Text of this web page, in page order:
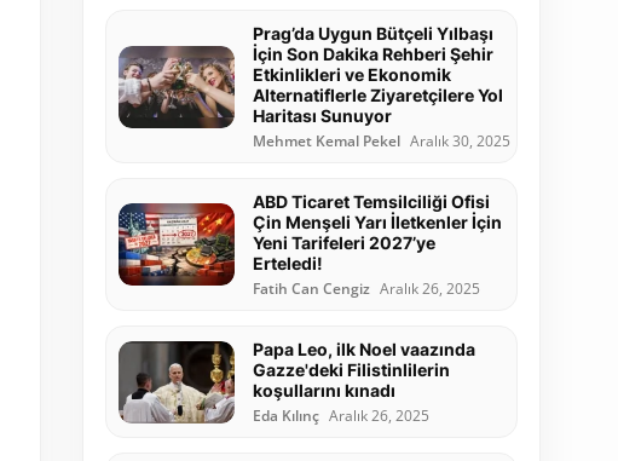
Prag’da Uygun Bütçeli Yılbaşı
İçin Son Dakika Rehberi Şehir
Etkinlikleri ve Ekonomik
Alternatiflerle Ziyaretçilere Yol
Haritası Sunuyor
Mehmet Kemal Pekel Aralık 30, 2025
ABD Ticaret Temsilciliği Ofisi
Çin Menşeli Yarı İletkenler İçin
Yeni Tarifeleri 2027’ye
Erteledi!
Fatih Can Cengiz Aralık 26, 2025
Papa Leo, ilk Noel vaazında
Gazze'deki Filistinlilerin
koşullarını kınadı
Eda Kılınç Aralık 26, 2025